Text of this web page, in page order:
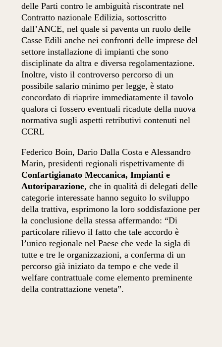
delle Parti contro le ambiguità riscontrate nel
Contratto nazionale Edilizia, sottoscritto
dall’ANCE, nel quale si paventa un ruolo delle
Casse Edili anche nei confronti delle imprese del
settore installazione di impianti che sono
disciplinate da altra e diversa regolamentazione.
Inoltre, visto il controverso percorso di un
possibile salario minimo per legge, è stato
concordato di riaprire immediatamente il tavolo
qualora ci fossero eventuali ricadute della nuova
normativa sugli aspetti retributivi contenuti nel
CCRL
Federico Boin, Dario Dalla Costa e Alessandro
Marin, presidenti regionali rispettivamente di
Confartigianato Meccanica, Impianti e
Autoriparazione, che in qualità di delegati delle
categorie interessate hanno seguito lo sviluppo
della trattiva, esprimono la loro soddisfazione per
la conclusione della stessa affermando: “Di
particolare rilievo il fatto che tale accordo è
l’unico regionale nel Paese che vede la sigla di
tutte e tre le organizzazioni, a conferma di un
percorso già iniziato da tempo e che vede il
welfare contrattuale come elemento preminente
della contrattazione veneta”.